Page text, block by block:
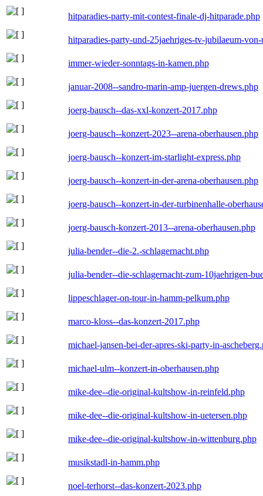
hitparadies-party-mit-contest-finale-dj-hitparade.php
hitparadies-party-und-25jaehriges-tv-jubilaeum-
immer-wieder-sonntags-in-kamen.php
januar-2008--sandro-marin-amp-juergen-drews.php
joerg-bausch--das-xxl-konzert-2017.php
joerg-bausch--konzert-2023--arena-oberhausen.php
joerg-bausch--konzert-im-starlight-express.php
joerg-bausch--konzert-in-der-arena-oberhausen.php
joerg-bausch--konzert-in-der-turbinenhalle-
joerg-bausch-konzert-2013--arena-oberhausen.php
julia-bender--die-2.-schlagernacht.php
julia-bender--die-schlagernacht-zum-10jaehrigen-
lippeschlager-on-tour-in-hamm-pelkum.php
marco-kloss--das-konzert-2017.php
michael-jansen-bei-der-apres-ski-party-in-
michael-ulm--konzert-in-oberhausen.php
mike-dee--die-original-kultshow-in-reinfeld.php
mike-dee--die-original-kultshow-in-uetersen.php
mike-dee--die-original-kultshow-in-wittenburg.php
musikstadl-in-hamm.php
noel-terhorst--das-konzert-2023.php